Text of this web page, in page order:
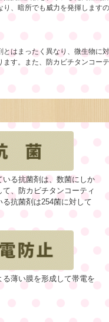
、暗所でも威力を発揮します
はまったく異なり、微生物に
す。また、防カビチタンコー
いる抗菌剤は、数菌にしか
、防カビチタンコーティ
る抗菌剤は254菌に対して
薄い膜を形成して帯電を